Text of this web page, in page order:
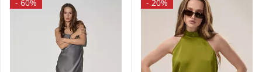
- 60% - 20%